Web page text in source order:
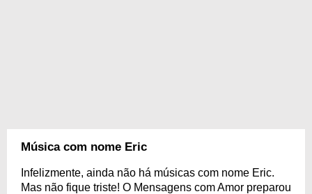
Música com nome Eric
Infelizmente, ainda não há músicas com nome Eric.
Mas não fique triste! O Mensagens com Amor preparou